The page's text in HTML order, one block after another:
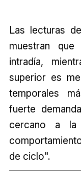
Las lecturas
muestran
intradía,
superior es
temporales
fuerte
cercano a la
de ciclo".